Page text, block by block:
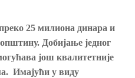
25 милиона динара и
Добијање једног
још квалитетније
Имајући у виду